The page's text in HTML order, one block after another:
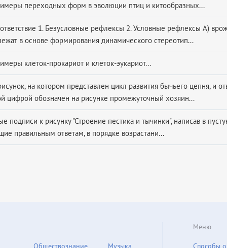
переходных форм в эволюции птиц и китообразных...
1. Безусловные рефлексы 2. Условные рефлексы А)
в основе формирования динамического стереотип...
клеток-прокариот и клеток-эукариот...
на котором представлен цикл развития бычьего цепня, и
цифрой обозначен на рисунке промежуточный хозяин...
подписи к рисунку "Строение пестика и тычинки", написав в
правильным ответам, в порядке возрастани...
Обществознание
Музыка
Меню
Способы